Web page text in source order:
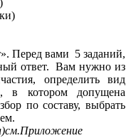
Перед вами 5 заданий,
ответ. Вам нужно из
определить вид
в котором допущена
по составу, выбрать